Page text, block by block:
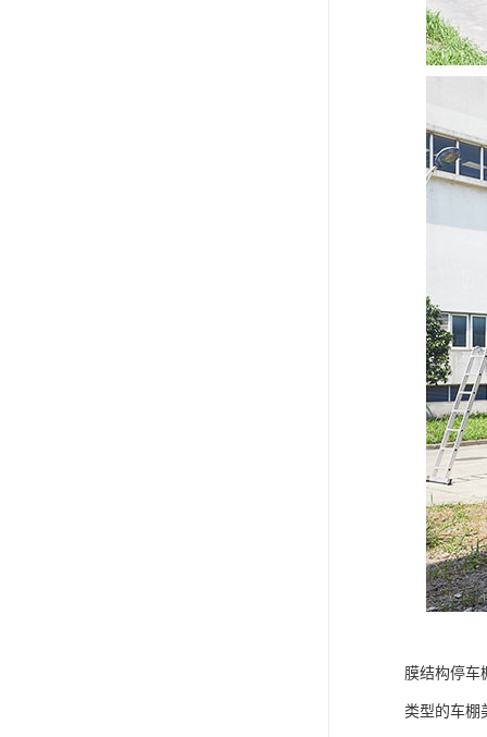
膜结构停车
类型的车棚